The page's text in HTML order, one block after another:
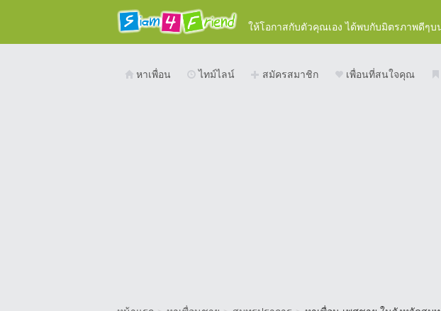
ให้โอกาสกับตัวคุณเอง ได้พบกับมิตรภาพดีๆ
หาเพื่อน ไทม์ไลน์ สมัครสมาชิก เพื่อนที่สนใจคุณ